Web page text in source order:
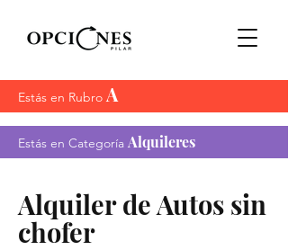
Alquiler de Autos sin
chofer
Estás en Rubro A
Estás en Categoría Alquileres